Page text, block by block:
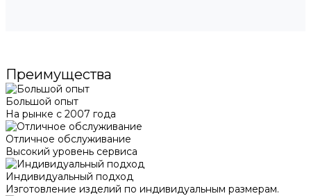
Преимущества
Большой опыт
На рынке с 2007 года
Отличное обслуживание
Высокий уровень сервиса
Индивидуальный подход
Изготовление изделий по индивидуальным размерам.